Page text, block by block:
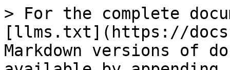
> For the complete
[llms.txt](https://
Markdown versions of